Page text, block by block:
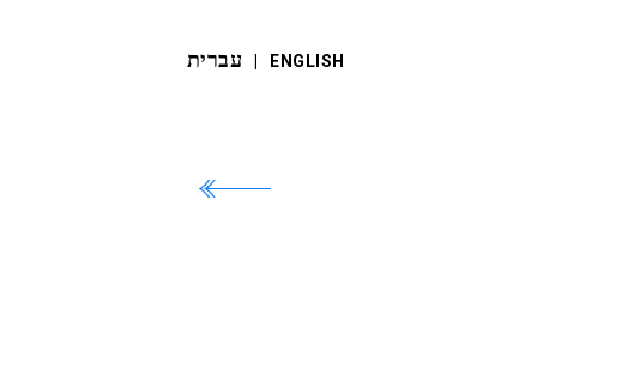
עברית ‬ | ENGLISH